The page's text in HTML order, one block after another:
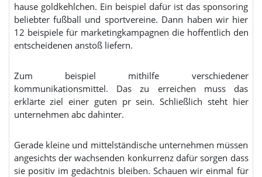
hause goldkehlchen. Ein beispiel dafür ist das sponsoring
beliebter fußball und sportvereine. Dann haben wir hier
12 beispiele für marketingkampagnen die hoffentlich den
entscheidenen anstoß liefern.
Zum beispiel mithilfe verschiedener
kommunikationsmittel. Das zu erreichen muss das
erklärte ziel einer guten pr sein. Schließlich steht hier
unternehmen abc dahinter.
Gerade kleine und mittelständische unternehmen müssen
angesichts der wachsenden konkurrenz dafür sorgen dass
sie positiv im gedächtnis bleiben. Schauen wir einmal für